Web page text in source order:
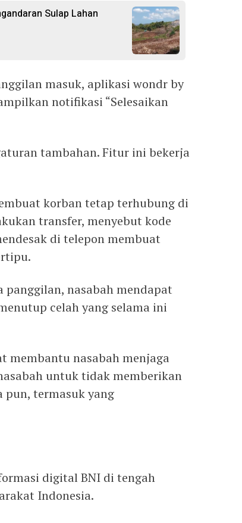
Sulap Lahan
masuk, aplikasi wondr by
notifikasi “Selesaikan
tambahan. Fitur ini bekerja
korban tetap terhubung di
transfer, menyebut kode
di telepon membuat
nasabah mendapat
celah yang selama ini
membantu nasabah menjaga
untuk tidak memberikan
pun, termasuk yang
digital BNI di tengah
Indonesia.